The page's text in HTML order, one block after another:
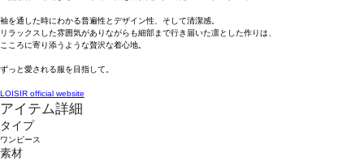
袖を通した時にわかる普遍性とデザイン性、そして清潔感。
リラックスした雰囲気がありながらも細部まで行き届いた凛とした作りは、
こころに寄り添うような贅沢な着心地。
ずっと愛される服を目指して。
LOISIR official website
アイテム詳細
タイプ
ワンピース
素材